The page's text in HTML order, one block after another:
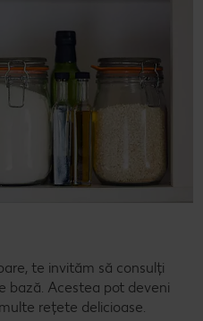
te invităm să consulți
bază. Acestea pot deveni
rețete delicioase.